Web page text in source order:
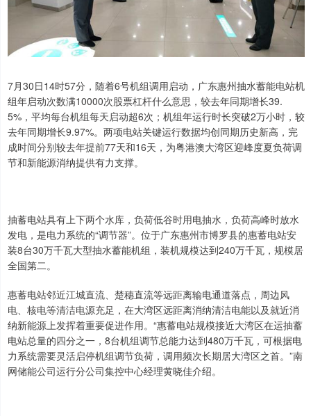
7月30日14时57分，随着6号机组调用启动，广东惠州抽水蓄能电站机
组年启动次数满10000次股票杠杆什么意思，较去年同期增长39.
5%，平均每台机组每天启动超6次；机组年运行时长突破2万小时，较
去年同期增长9.97%。两项电站关键运行数据均创同期历史新高，完
成时间分别较去年提前77天和16天，为粤港澳大湾区迎峰度夏负荷调
节和新能源消纳提供有力支撑。
抽蓄电站具有上下两个水库，负荷低谷时用电抽水，负荷高峰时放水
发电，是电力系统的“调节器”。位于广东惠州市博罗县的惠蓄电站安
装8台30万千瓦大型抽水蓄能机组，装机规模达到240万千瓦，规模居
全国第二。
惠蓄电站邻近江城直流、楚穗直流等远距离输电通道落点，周边风
电、核电等清洁电源充足，在大湾区远距离消纳清洁电能以及就近消
纳新能源上发挥着重要促进作用。“惠蓄电站规模接近大湾区在运抽蓄
电站总量的四分之一，8台机组调节总能力达到480万千瓦，可根据电
力系统需要灵活启停机组调节负荷，调用频次长期居大湾区之首。”南
网储能公司运行分公司集控中心经理黄晓佳介绍。